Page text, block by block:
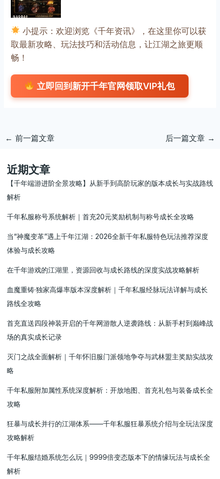
小提示：欢迎浏览《千年资讯》，在这里你可以获
取最新攻略、玩法技巧和活动信息，让江湖之旅更顺
畅！
立即回到新开千年官网领取VIP礼包
← 前一篇文章 后一篇文章 →
近期文章
【千年端游进阶全景攻略】从新手到高阶玩家的版本成长与实战路线
解析
千年私服称号系统解析｜首充20元奖励机制与称号成长全攻略
当“神魔变革”遇上千年江湖：2026全新千年私服特色玩法推荐深度
体验与成长攻略
在千年游戏的江湖里，资源回收与成长路线的深度实战攻略解析
血魔重铸·独家高爆率版本深度解析｜千年私服经脉玩法详解与成长
路线全攻略
首充直送四段神装开启的千年网游散人逆袭路线：从新手村到巅峰战
场的真实成长记录
灭门之战全面解析｜千年怀旧服门派领地争夺与武林盟主奖励实战攻
略
千年私服附加属性系统深度解析：开放地图、首充礼包与装备成长全
攻略
狂暴与成长并行的江湖体系——千年私服狂暴系统介绍与全玩法深度
攻略解析
千年私服结婚系统怎么玩｜9999倍变态版本下的情缘玩法与成长全
解析